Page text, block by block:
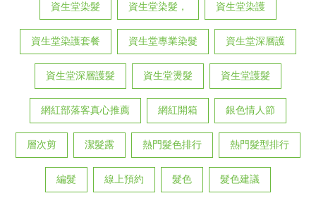
資生堂染髮 資生堂染髮， 資生堂染護
資生堂染護套餐 資生堂專業染髮 資生堂深層護
資生堂深層護髮 資生堂燙髮 資生堂護髮
網紅部落客真心推薦 網紅開箱 銀色情人節
層次剪 潔髮露 熱門髮色排行 熱門髮型排行
編髮 線上預約 髮色 髮色建議